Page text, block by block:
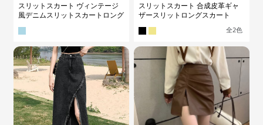
スリットスカート ヴィンテージ
風デニムスリットスカートロング
スリットスカート 合成皮革ギャ
ザースリットロングスカート
全2色